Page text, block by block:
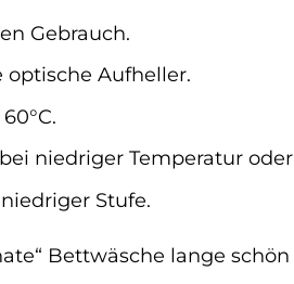
Gebrauch.
optische Aufheller.
niedriger Temperatur
Stufe.
Bettwäsche lange